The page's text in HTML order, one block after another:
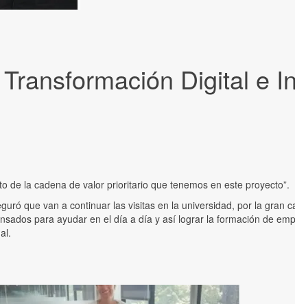
Digital e
de la cadena de valor prioritario que tenemos en este proyecto”.
que van a continuar las visitas en la universidad, por la gran
para ayudar en el día a día y así lograr la formación de